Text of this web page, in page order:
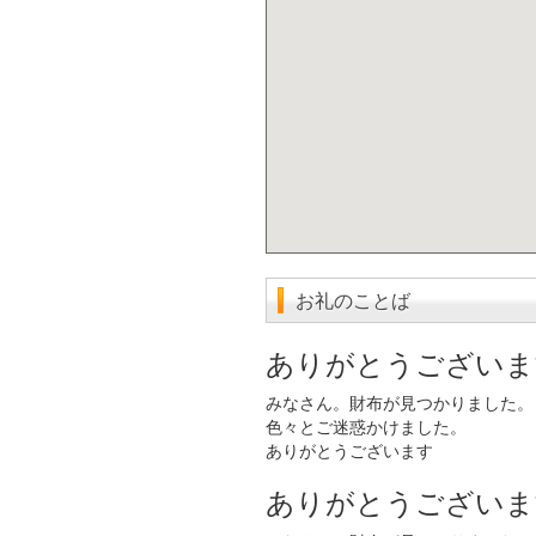
お礼のことば
ありがとうござい
みなさん。財布が見つかりました。
色々とご迷惑かけました。
ありがとうございます
ありがとうござい